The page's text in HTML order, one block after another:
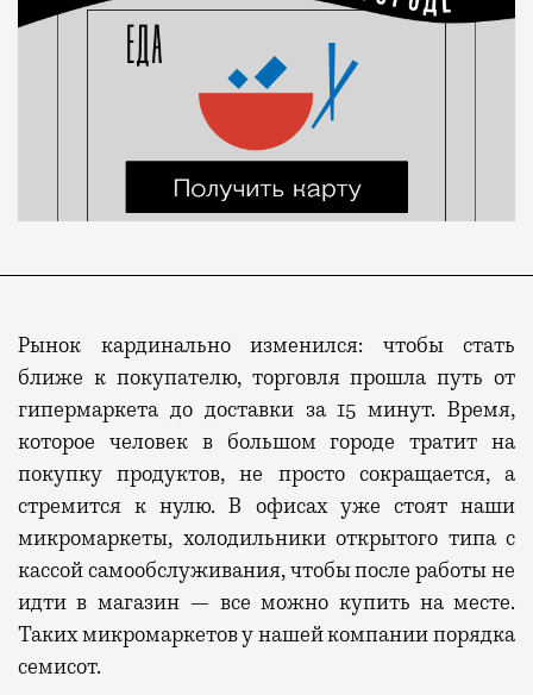
Рынок кардинально изменился: чтобы стать
ближе к покупателю, торговля прошла путь от
гипермаркета до доставки за 15 минут. Время,
которое человек в большом городе тратит на
покупку продуктов, не просто сокращается, а
стремится к нулю.В офисах уже стоят наши
микромаркеты, холодильники открытого типа с
кассой самообслуживания, чтобы после работы не
идти в магазин — все можно купить на месте.
Таких микромаркетов у нашей компании порядка
семисот.